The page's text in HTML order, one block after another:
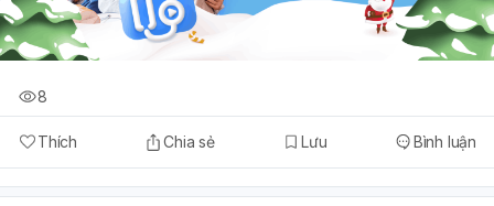
Thích Chia sẻ Lưu Bình luận
8